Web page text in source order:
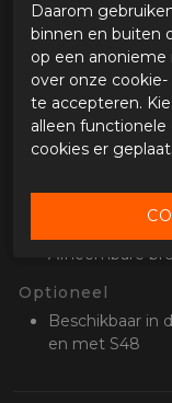
Waterdicht en
Ademend, wind
Uitneembare
met Thinsulate
Stel- en
Afneembare
Optioneel
Beschikbaar
en met S48
Daarom
binnen en buiten
op een anonieme
over onze
te accepteren.
alleen functionele
cookies er